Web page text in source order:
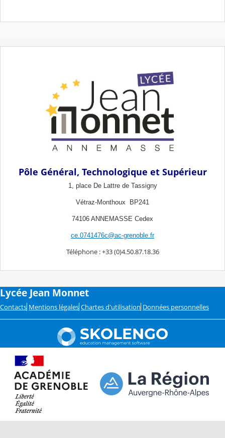
Pôle Général, Technologique et Supérieur
1, place De Lattre de Tassigny
Vétraz-Monthoux BP241
74106 ANNEMASSE Cedex
ce.0741476c@ac-grenoble.fr
Téléphone : +33 (0)4.50.87.18.36
Lycée Jean Monnet
Contacts Mentions légales Chartes d'utilisation Données personnelles